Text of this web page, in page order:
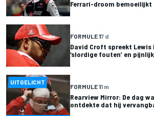
Ferrari-droom bemoeilijkt
FORMULE 17 d
David Croft spreekt
‘slordige fouten’ en
UITGELICHT
FORMULE 11 m
Rearview Mirror: De dag
ontdekte dat hij